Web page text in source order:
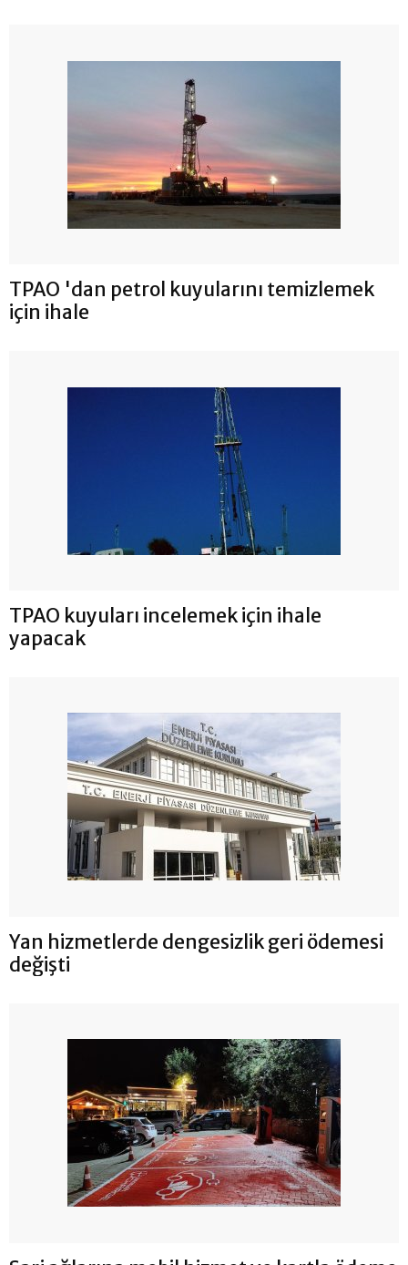
TPAO 'dan petrol kuyularını temizlemek
için ihale
TPAO kuyuları incelemek için ihale
yapacak
Yan hizmetlerde dengesizlik geri ödemesi
değişti